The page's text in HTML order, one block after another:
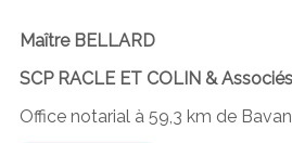
Maître BELLARD
SCP RACLE ET COLIN & Associés
Office notarial à 59,3 km de